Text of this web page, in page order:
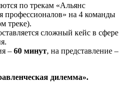
по трекам «Альянс
профессионалов» на 4 команды
треке).
сложный кейс в сфере
– 60 минут, на представление –
дилемма».